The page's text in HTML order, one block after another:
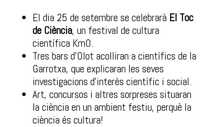
El dia 25 de setembre se celebrarà El Toc
de Ciència, un festival de cultura
científica Km0.
Tres bars d’Olot acolliran a científics de la
Garrotxa, que explicaran les seves
investigacions d’interès científic i social.
Art, concursos i altres sorpreses situaran
la ciència en un ambient festiu, perquè la
ciència és cultura!